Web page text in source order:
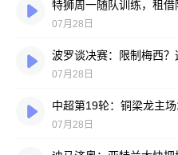
07月28日
07月28日
07月28日